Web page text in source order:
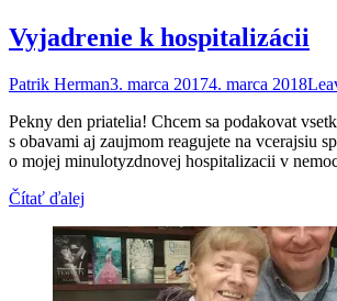
Vyjadrenie k hospitalizácii
Patrik Herman3. marca 20174. marca 2018
Pekny den priatelia! Chcem sa podakovat
s obavami aj zaujmom reagujete na vcerajsiu
o mojej minulotyzdnovej hospitalizacii v
Čítať ďalej